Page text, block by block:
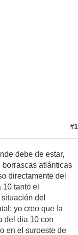
#1
debe de estar,
atlánticas
directamente del
tanto el
del
yo creo que la
del día 10 con
en el suroeste de